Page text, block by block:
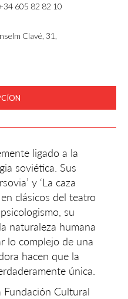
605 82 82 10
Clavé, 31,
ligado a la
soviética. Sus
y ‘La caza
clásicos del teatro
su
naturaleza humana
lo complejo de una
hacen que la
única.
Fundación Cultural